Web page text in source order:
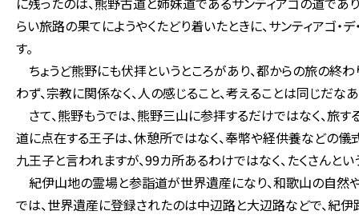
らい旅路の果てにようやくたどり着いたときに、サンティアゴ
す。
ちょうど熊野にも伏拝というところがあり、都からの旅の終
わず、宗教に関係なく、人の感じること、考えることは同じだな
さて、熊野もうでは、熊野三山に参拝するだけではなく、旅
道に点在する王子は、休憩所ではなく、奉幣や経供養などの
九王子と言われますが、99カ所あるわけではなく、たくさんと
紀伊山地の霊場と参詣道が世界遺産になり、和歌山の自然
では、世界遺産に登録されたのは中辺路と大辺路などで、紀